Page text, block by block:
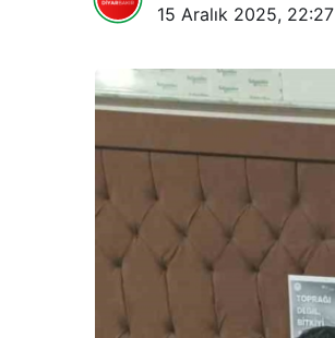
15 Aralık 2025, 22:27